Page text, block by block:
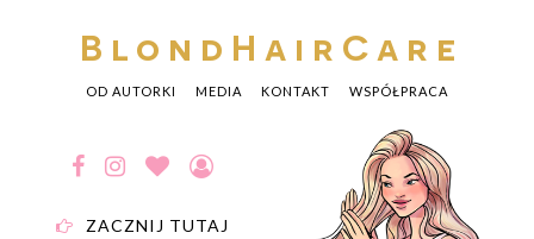
BlondHairCare
OD AUTORKI MEDIA KONTAKT WSPÓŁPRACA
ZACZNIJ TUTAJ